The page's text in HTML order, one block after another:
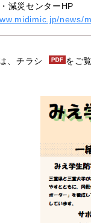
減災センターHP
news/
、 チラシ をご